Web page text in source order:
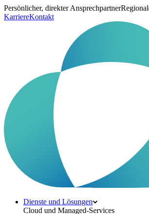
Persönlicher, direkter Ansprechpartner
KarriereKontakt
Dienste und Lösungen
Cloud und Managed-Services